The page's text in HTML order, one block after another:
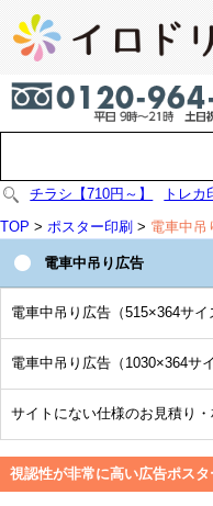
チラシ【710円～】
トレカ
TOP > ポスター印刷 > 電車中吊
電車中吊り広告
電車中吊り広告（515×364サイ
電車中吊り広告（1030×364サイ
サイトにない仕様のお見積り
視認性が非常に高い広告ポスタ